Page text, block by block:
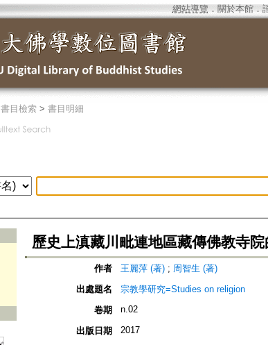
網站導覽 ． 關於本館．
書目檢索> 書目明細
歷史上滇藏川毗連地區藏傳佛教寺
作者 王麗萍 (著); 周智生 (著)
出處題名
宗教學研究=Studies on religion
卷期
n.02
出版日期 2017